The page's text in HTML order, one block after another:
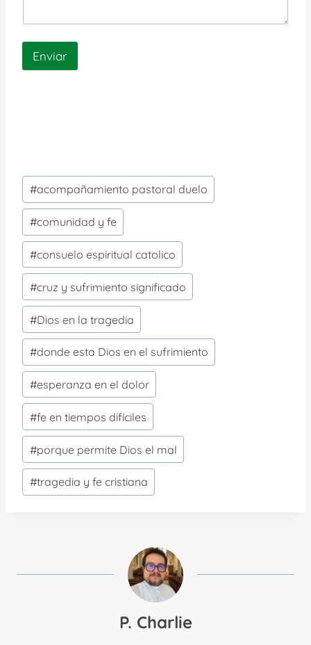
Enviar
Etiquetas
de
la
entrada:
#acompañamiento pastoral duelo
#comunidad y fe
#consuelo espiritual catolico
#cruz y sufrimiento significado
#Dios en la tragedia
#donde esta Dios en el sufrimiento
#esperanza en el dolor
#fe en tiempos difíciles
#porque permite Dios el mal
#tragedia y fe cristiana
P. Charlie